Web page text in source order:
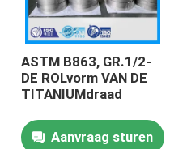
ASTM B863, GR.1/2-
DE ROLvorm VAN DE
TITANIUMdraad
Aanvraag sturen